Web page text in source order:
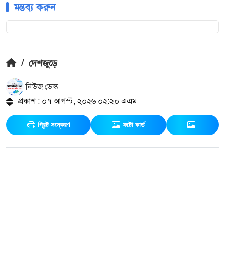
মন্তব্য করুন
/ দেশজুড়ে
নিউজ ডেস্ক
প্রকাশ : ০৭ আগস্ট, ২০২৬ ০২:২০ এএম
প্রিন্ট সংস্করণ ফটো কার্ড